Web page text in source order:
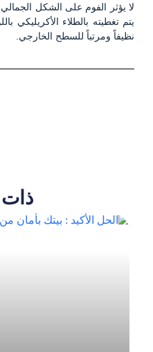
لا يؤثر الفوم على الشكل
يتم تغطيته بالطلاء الأكريليكي
نظيفاً ومرتباً للسطح الخارجي.